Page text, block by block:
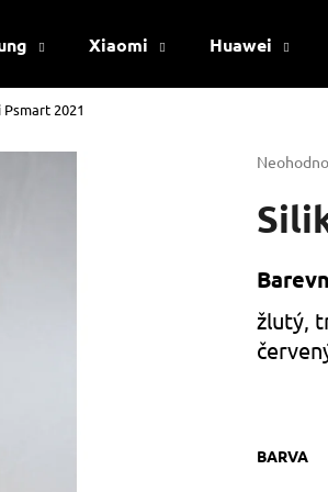
Xiaomi Huawei
2021
Průměrné
produktu
je
5
žlutý,
BARVA
Co potřebujete najít?
HLEDAT